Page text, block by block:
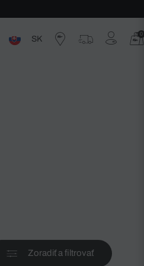
SK
0
Zoradiť a filtrovať